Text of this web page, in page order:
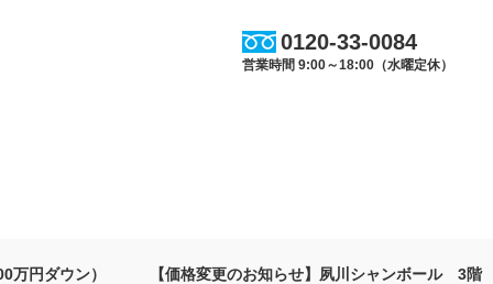
0120-33-0084
営業時間 9:00～18:00（水曜定休）
円ダウン） 【価格変更のお知らせ】夙川シャンボール 3